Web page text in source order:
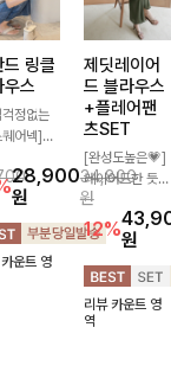
드 링클
우스
걱정없는
어넥]입
스처가
는 블라우
유로운 실
물결 짜
디테일
져 편안
28,900
원
34,800
원
운트 영
제딧레이어
드 블라우스
+플레어팬
츠SET
[완성도높은💗]
레이어드한 듯
자연스러운 나시
와 버튼 원피스
가 함께 구성된
세트 아이템입니
다. 코디 고민 없
이 한 벌만으로
도 내추럴하면서
12%원
리뷰 카운트 영
역